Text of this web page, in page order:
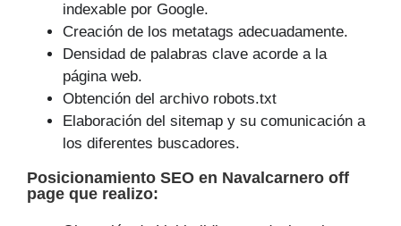
indexable por Google.
Creación de los metatags adecuadamente.
Densidad de palabras clave acorde a la
página web.
Obtención del archivo robots.txt
Elaboración del sitemap y su comunicación a
los diferentes buscadores.
Posicionamiento SEO en Navalcarnero off
page que realizo: